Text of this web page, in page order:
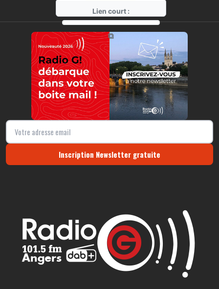
Lien court :
https://radio-g.fr?12925
⧉
Inscription Newsletter gratuite